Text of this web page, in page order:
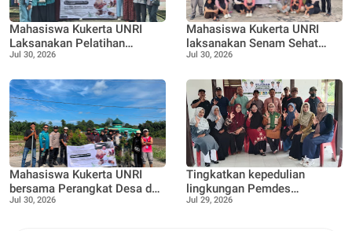
Mahasiswa Kukerta UNRI
Laksanakan Pelatihan
Pemanfaatan Minyak
Aromaterapi bersama Tim
Penggerak PKK Pangkalan
Nyirih
Jul 30, 2026
Mahasiswa Kukerta UNRI
laksanakan Senam Sehat
bersama Ibu ibu dan Remaja
Jul 30, 2026
Mahasiswa Kukerta UNRI
bersama Perangkat Desa dan
Bhabinkamtibmas
Jul 30, 2026
Tingkatkan kepedulian
lingkungan Pemdes
Pangkalan Nyirih gelar
Jul 29, 2026